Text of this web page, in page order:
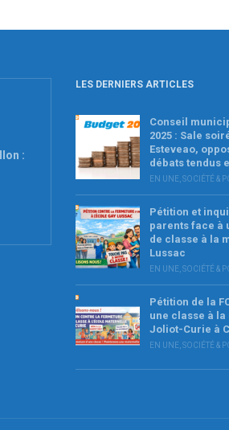
:
LES DERNIERS ARTICLES
Conseil
2025 : Sale
Esteveao,
débats tendus
EN UNE SOCIÉTÉ &
Pétition et
parents face à
de classe à la
Lussac
EN UNE SOCIÉTÉ &
Pétition de la
une classe à
Joliot-Curie à
EN UNE SOCIÉTÉ &